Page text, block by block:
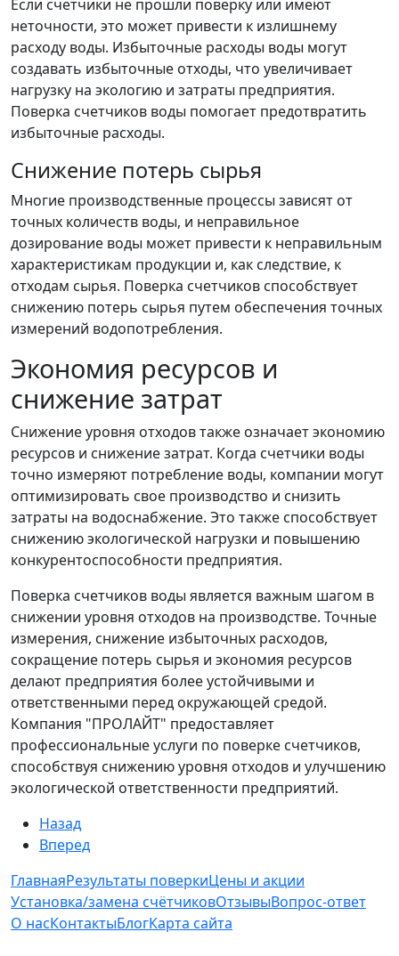
Если счетчики не прошли поверку или имеют
неточности, это может привести к излишнему
расходу воды. Избыточные расходы воды могут
создавать избыточные отходы, что увеличивает
нагрузку на экологию и затраты предприятия.
Поверка счетчиков воды помогает предотвратить
избыточные расходы.
Снижение потерь сырья
Многие производственные процессы зависят от
точных количеств воды, и неправильное
дозирование воды может привести к неправильным
характеристикам продукции и, как следствие, к
отходам сырья. Поверка счетчиков способствует
снижению потерь сырья путем обеспечения точных
измерений водопотребления.
Экономия ресурсов и
снижение затрат
Снижение уровня отходов также означает экономию
ресурсов и снижение затрат. Когда счетчики воды
точно измеряют потребление воды, компании могут
оптимизировать свое производство и снизить
затраты на водоснабжение. Это также способствует
снижению экологической нагрузки и повышению
конкурентоспособности предприятия.
Поверка счетчиков воды является важным шагом в
снижении уровня отходов на производстве. Точные
измерения, снижение избыточных расходов,
сокращение потерь сырья и экономия ресурсов
делают предприятия более устойчивыми и
ответственными перед окружающей средой.
Компания "ПРОЛАЙТ" предоставляет
профессиональные услуги по поверке счетчиков,
способствуя снижению уровня отходов и улучшению
экологической ответственности предприятий.
Назад
Вперед
ГлавнаяРезультаты поверкиЦены и акции
Установка/замена счётчиковОтзывыВопрос-ответ
О насКонтактыБлогКарта сайта